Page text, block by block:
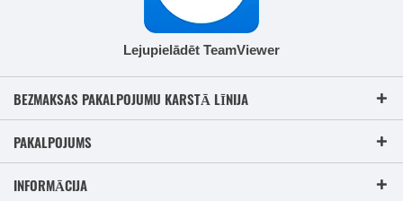
Lejupielādēt TeamViewer
BEZMAKSAS PAKALPOJUMU KARSTĀ LĪNIJA
PAKALPOJUMS
INFORMĀCIJA